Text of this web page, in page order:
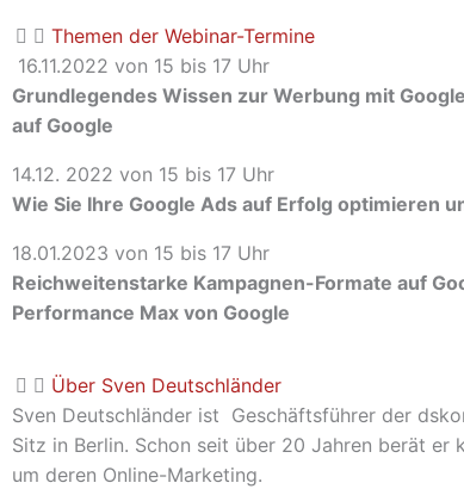
Themen der Webinar-Termine
16.11.2022 von 15 bis 17 Uhr
Grundlegendes Wissen zur Werbung mit
auf Google
14.12. 2022 von 15 bis 17 Uhr
Wie Sie Ihre Google Ads auf Erfolg optimieren
18.01.2023 von 15 bis 17 Uhr
Reichweitenstarke Kampagnen-Formate auf
Performance Max von Google
Über Sven Deutschländer
Sven Deutschländer ist Geschäftsführer der
Sitz in Berlin. Schon seit über 20 Jahren berät er
um deren Online-Marketing.